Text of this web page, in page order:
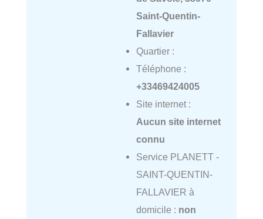
Saint-Quentin-
Fallavier
Quartier :
Téléphone :
+33469424005
Site internet :
Aucun site internet
connu
Service PLANETT -
SAINT-QUENTIN-
FALLAVIER à
domicile : non